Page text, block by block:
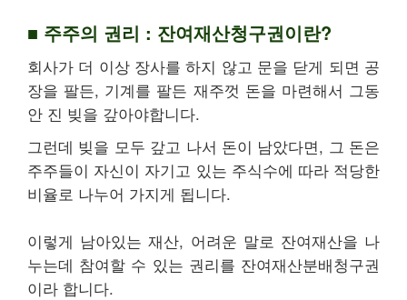
■ 주주의 권리 : 잔여재산청구권이란?
회사가 더 이상 장사를 하지 않고 문을 닫게 되면 공
장을 팔든, 기계를 팔든 재주껏 돈을 마련해서 그동
안 진 빚을 갚아야합니다.
그런데 빚을 모두 갚고 나서 돈이 남았다면, 그 돈은
주주들이 자신이 자기고 있는 주식수에 따라 적당한
비율로 나누어 가지게 됩니다.
이렇게 남아있는 재산, 어려운 말로 잔여재산을 나
누는데 참여할 수 있는 권리를 잔여재산분배청구권
이라 합니다.